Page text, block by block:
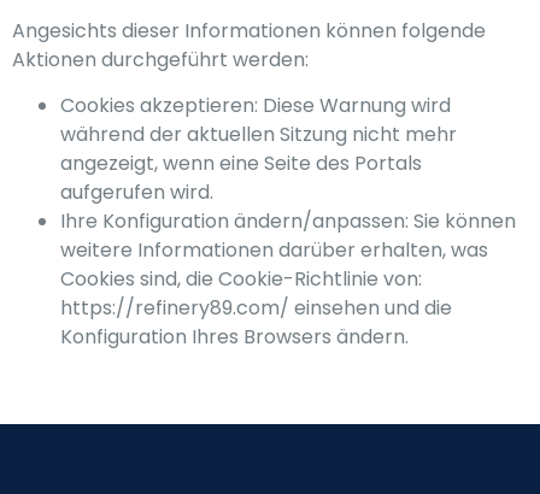
Angesichts dieser Informationen können folgende
Aktionen durchgeführt werden:
Cookies akzeptieren: Diese Warnung wird
während der aktuellen Sitzung nicht mehr
angezeigt, wenn eine Seite des Portals
aufgerufen wird.
Ihre Konfiguration ändern/anpassen: Sie können
weitere Informationen darüber erhalten, was
Cookies sind, die Cookie-Richtlinie von:
https://refinery89.com/ einsehen und die
Konfiguration Ihres Browsers ändern.